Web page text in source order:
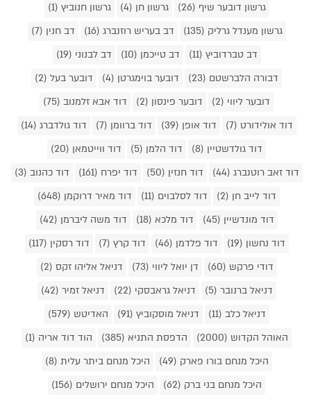
גרשון דובער שיף (26)
גרשון חן (4)
גרשון חנוביץ (1)
גרשון מענדל גרליק (135)
דב בעריש רוזנברג (16)
דב חנין (7)
דב טברדוביץ (11)
דב טייכמן (10)
דב לבנוני (19)
דבורה הלברשטם (23)
דובער בוימגרטן (4)
דובער בעל (2)
דובער ליווי (2)
דובער פינסון (2)
דוד אבא זלמנוב (75)
דוד אולידורט (7)
דוד אופן (39) דוד ברוומן (7)
דוד גולדברג (14)
דוד גולדשטיין (8)
דוד הלמן (5)
דוד ווייטמאן (20)
דוד זאב רוטנברג (44)
דוד חנזין (50) דוד יפרח (161)
דוד כהנוב (3)
דוד לייב חן (2)
דוד לסלבוים (11)
דוד מאיר דרוקמן (648)
דוד מונדשיין (45)
דוד מלכא (18)
דוד משה ליברמן (42)
דוד נחשון (19)
דוד פלדמן (46) דוד קרץ (7)
דוד רסקין (117)
דודי פרקש (60)
דן יואל ליווי (73)
דניאל אליהו זקס (2)
דניאל ברנובר (5)
דניאל גראבסקי (22)
דניאל זמיר (42)
דניאל כלב (11)
דניאל מוסקוביץ (91)
האדיטש (579)
האוהל הקדוש (2000)
הדפסת התניא (385)
הוד דוד אריה (1)
היכל מנחם בורו פארק (49)
היכל מנחם ביתר עלית (8)
היכל מנחם בני ברק (62)
היכל מנחם ירושלים (156)